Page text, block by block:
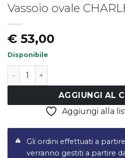
Piatto fondo LIBERTY
Vassoio ovale
€ 53,00
Disponibile
Vassoio ovale CHARLES
AGGIUNGI AL
Aggiungi alla
Gli ordini effettuati a
verranno gestiti a partire